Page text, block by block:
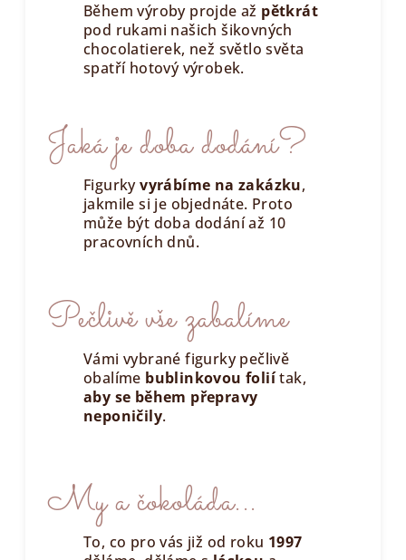
Během výroby projde až pětkrát
pod rukami našich šikovných
chocolatierek, než světlo světa
spatří hotový výrobek.
Jaká je doba dodání?
Figurkyvyrábíme na zakázku,
jakmile si je objednáte. Proto
může být doba dodání až 10
pracovních dnů.
Pečlivě vše zabalíme
Vámi vybrané figurky pečlivě
obalíme bublinkovou foliítak,
aby se během přepravy
neponičily.
My a čokoláda...
To, co pro vás již od roku 1997